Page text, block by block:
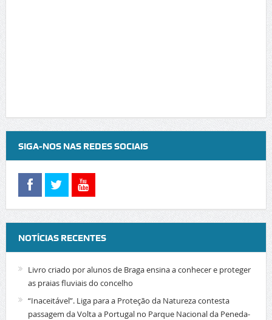
SIGA-NOS NAS REDES SOCIAIS
NOTÍCIAS RECENTES
Livro criado por alunos de Braga ensina a conhecer e proteger
as praias fluviais do concelho
“Inaceitável”. Liga para a Proteção da Natureza contesta
passagem da Volta a Portugal no Parque Nacional da Peneda-